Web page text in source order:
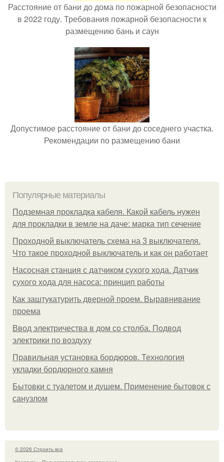
Расстояние от бани до дома по пожарной безопасности
в 2022 году. Требования пожарной безопасности к
размещению бань и саун
Допустимое расстояние от бани до соседнего участка.
Рекомендации по размещению бани
Популярные материалы
Подземная прокладка кабеля. Какой кабель нужен
для прокладки в земле на даче: марка тип сечение
Проходной выключатель схема на 3 выключателя.
Что такое проходной выключатель и как он работает
Насосная станция с датчиком сухого хода. Датчик
сухого хода для насоса: принцип работы
Как заштукатурить дверной проем. Выравнивание
проема
Ввод электричества в дом со столба. Подвод
электрики по воздуху
Правильная установка бордюров. Технология
укладки бордюрного камня
Бытовки с туалетом и душем. Применение бытовок с
санузлом
© 2026 Строить все